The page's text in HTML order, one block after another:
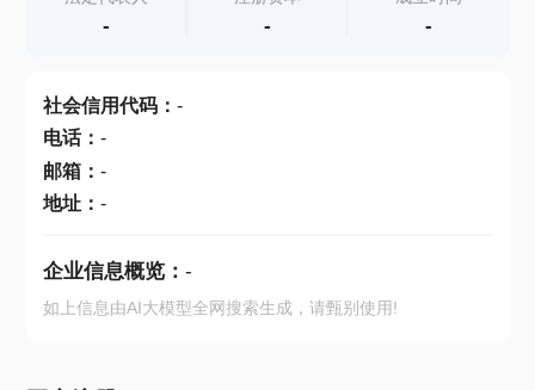
查产地
- - -
社会信用代码： -
电话： -
邮箱： -
地址： -
企业信息概览： -
如上信息由AI大模型全网搜索生成，请甄别使用!